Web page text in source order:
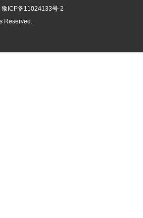
豫ICP备11024133号-2
Reserved.